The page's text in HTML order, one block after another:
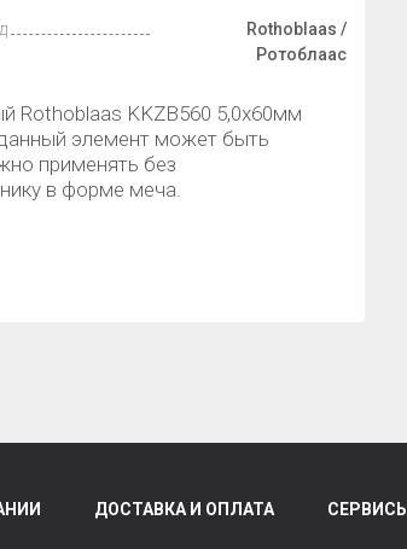
Rothoblaas /
Ротоблаас
Rothoblaas KKZB560 5,0х60мм
элемент может быть
применять без
в форме меча.
ДОСТАВКА И ОПЛАТА СЕРВИСЫ